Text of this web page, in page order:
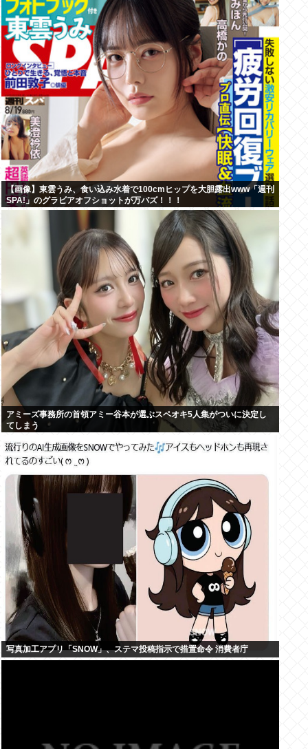
【画像】東雲うみ、食い込み水着で100cmヒップを大胆露出www「週刊
SPA!」のグラビアオフショットが万バズ！！！
アミーズ事務所の首領アミー谷本が選ぶスペオキ5人集がついに決定し
てしまう
写真加工アプリ「SNOW」、ステマ投稿指示で措置命令 消費者庁